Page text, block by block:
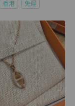
香港 免運